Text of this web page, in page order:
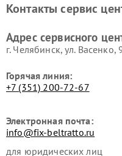
Контакты сервис
Адрес сервисного
г. Челябинск, ул. Васенко,
Горячая линия:
+7 (351) 200-72-67
Электронная почта:
info@fix-beltratto.ru
для юридических лиц